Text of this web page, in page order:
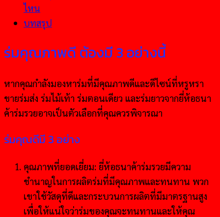
ไหน
บทสรุป
ร่มคุณภาพดี ต้องมี 3 อย่างนี้
หากคุณกำลังมองหาร่มที่มีคุณภาพดีและดีไซน์ที่หรูหรา
ขายร่มส่ง ร่มไม้เท้า ร่มตอนเดียว และร่มยาวจากยี่ห้อธนา
ค้าร่มรวยอาจเป็นตัวเลือกที่คุณควรพิจารณา
ร่มคุณดีมี 3 อย่าง
คุณภาพที่ยอดเยี่ยม: ยี่ห้อธนาค้าร่มรวยมีความ
ชำนาญในการผลิตร่มที่มีคุณภาพและทนทาน พวก
เขาใช้วัสดุที่ดีและกระบวนการผลิตที่มีมาตรฐานสูง
เพื่อให้แน่ใจว่าร่มของคุณจะทนทานและให้คุณ